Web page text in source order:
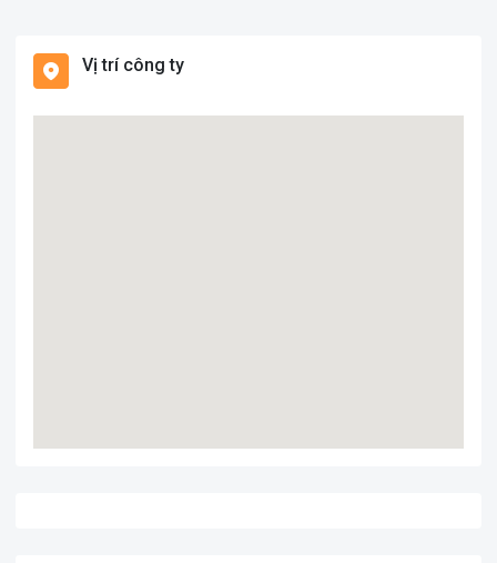
thân trong môi trường làm việc công bằng, chuyên nghiệp.
Vị trí công ty